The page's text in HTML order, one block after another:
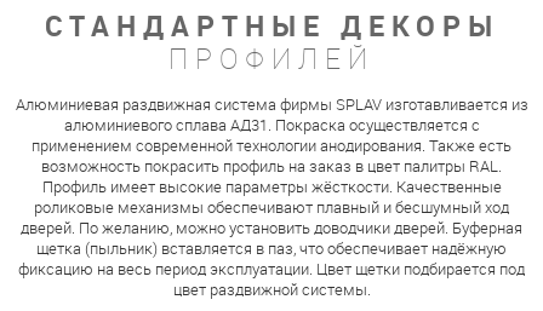
СТАНДАРТНЫЕ ДЕКОРЫ
ПРОФИЛЕЙ
Алюминиевая раздвижная система фирмы SPLAV изготавливается из
алюминиевого сплава АД31. Покраска осуществляется с
применением современной технологии анодирования. Также есть
возможность покрасить профиль на заказ в цвет палитры RAL.
Профиль имеет высокие параметры жёсткости. Качественные
роликовые механизмы обеспечивают плавный и бесшумный ход
дверей. По желанию, можно установить доводчики дверей. Буферная
щетка (пыльник) вставляется в паз, что обеспечивает надёжную
фиксацию на весь период эксплуатации. Цвет щетки подбирается под
цвет раздвижной системы.